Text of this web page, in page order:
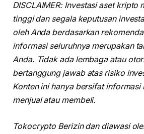
DISCLAIMER: Investasi aset kripto
tinggi dan segala keputusan
oleh Anda berdasarkan
informasi seluruhnya merupakan
Anda. Tidak ada lembaga atau
bertanggung jawab atas risiko
Konten ini hanya bersifat informasi
menjual atau membeli.
Tokocrypto Berizin dan diawasi